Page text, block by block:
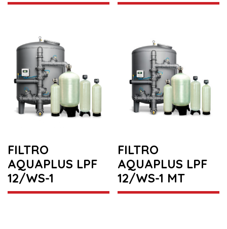
FILTRO
AQUAPLUS LPF
12/WS-1
FILTRO
AQUAPLUS LPF
12/WS-1 MT